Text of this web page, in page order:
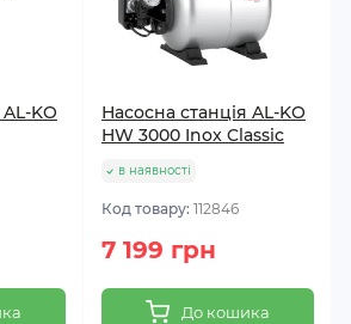
KO
Насосна станція AL-KO
HW 3000 Inox Classic
в наявності
Код товару: 112846
7 199 грн
До кошика